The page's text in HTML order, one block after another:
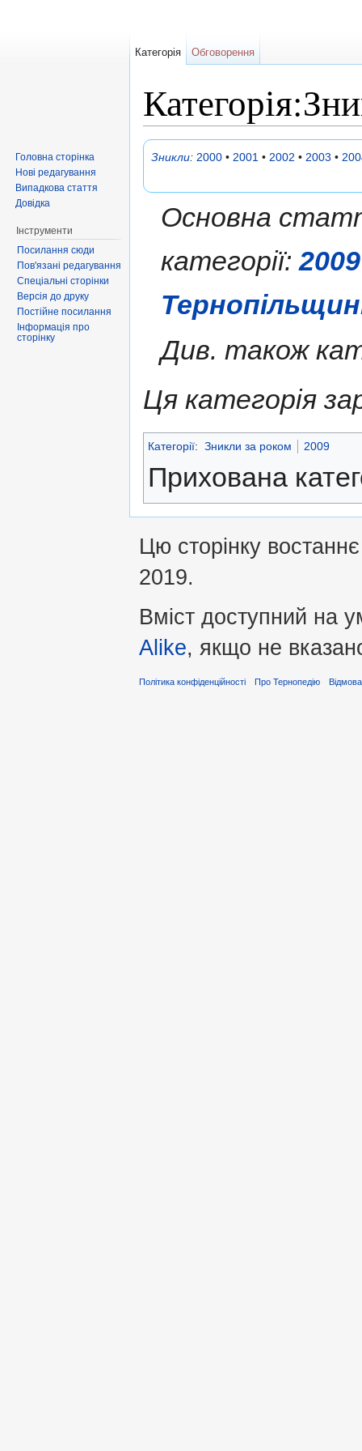
Зникли: 2000 • 2001 • 2002 • 2003 •
Основна
категорії:
Див. також
Ця категорія
Категорії: Зникли за роком 2009
Прихована
Категорія Обговорення
Головна сторінка
Нові редагування
Випадкова стаття
Довідка
Інструменти
Посилання сюди
Пов'язані редагування
Спеціальні сторінки
Версія до друку
Постійне посилання
Інформація про
сторінку
Цю сторінку
2019.
Вміст доступний на
Alike, якщо не
Політика конфіденційності Про Тернопедію Відмова